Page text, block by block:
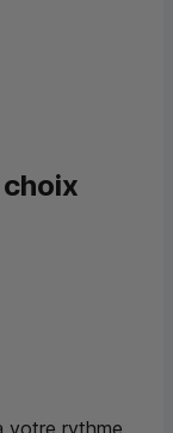
votre rythme,